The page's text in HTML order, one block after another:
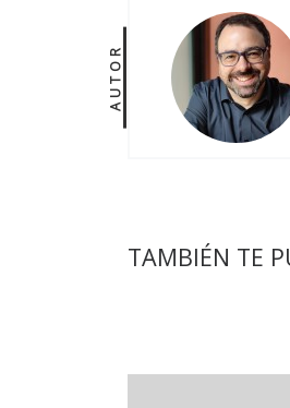
AUTOR
TAMBIÉN TE